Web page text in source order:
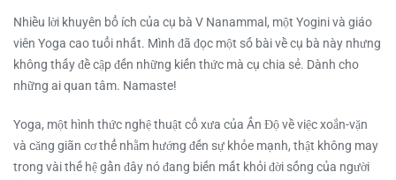
Nhiều lời khuyên bổ ích của cụ bà V Nanammal, một Yogini và giáo
viên Yoga cao tuổi nhất. Mình đã đọc một số bài về cụ bà này nhưng
không thấy đề cập đến những kiến thức mà cụ chia sẻ. Dành cho
những ai quan tâm. Namaste!
Yoga, một hình thức nghệ thuật cổ xưa của Ấn Độ về việc xoắn-vặn
và căng giãn cơ thể nhằm hướng đến sự khỏe mạnh, thật không may
trong vài thế hệ gần đây nó đang biến mất khỏi đời sống của người